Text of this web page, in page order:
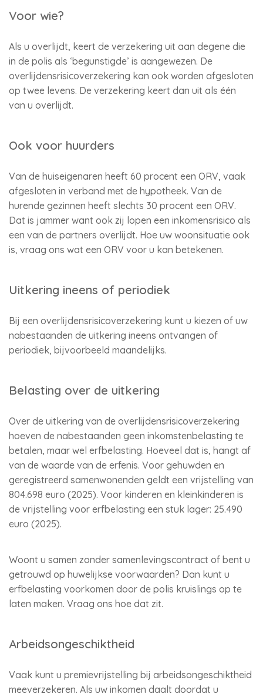
Voor wie?
Als u overlijdt, keert de verzekering uit aan degene die
in de polis als ‘begunstigde’ is aangewezen. De
overlijdensrisicoverzekering kan ook worden afgesloten
op twee levens. De verzekering keert dan uit als één
van u overlijdt.
Ook voor huurders
Van de huiseigenaren heeft 60 procent een ORV, vaak
afgesloten in verband met de hypotheek. Van de
hurende gezinnen heeft slechts 30 procent een ORV.
Dat is jammer want ook zij lopen een inkomensrisico als
een van de partners overlijdt. Hoe uw woonsituatie ook
is, vraag ons wat een ORV voor u kan betekenen.
Uitkering ineens of periodiek
Bij een overlijdensrisicoverzekering kunt u kiezen of uw
nabestaanden de uitkering ineens ontvangen of
periodiek, bijvoorbeeld maandelijks.
Belasting over de uitkering
Over de uitkering van de overlijdensrisicoverzekering
hoeven de nabestaanden geen inkomstenbelasting te
betalen, maar wel erfbelasting. Hoeveel dat is, hangt af
van de waarde van de erfenis. Voor gehuwden en
geregistreerd samenwonenden geldt een vrijstelling van
804.698 euro (2025). Voor kinderen en kleinkinderen is
de vrijstelling voor erfbelasting een stuk lager: 25.490
euro (2025).
Woont u samen zonder samenlevingscontract of bent u
getrouwd op huwelijkse voorwaarden? Dan kunt u
erfbelasting voorkomen door de polis kruislings op te
laten maken. Vraag ons hoe dat zit.
Arbeidsongeschiktheid
Vaak kunt u premievrijstelling bij arbeidsongeschiktheid
meeverzekeren. Als uw inkomen daalt doordat u